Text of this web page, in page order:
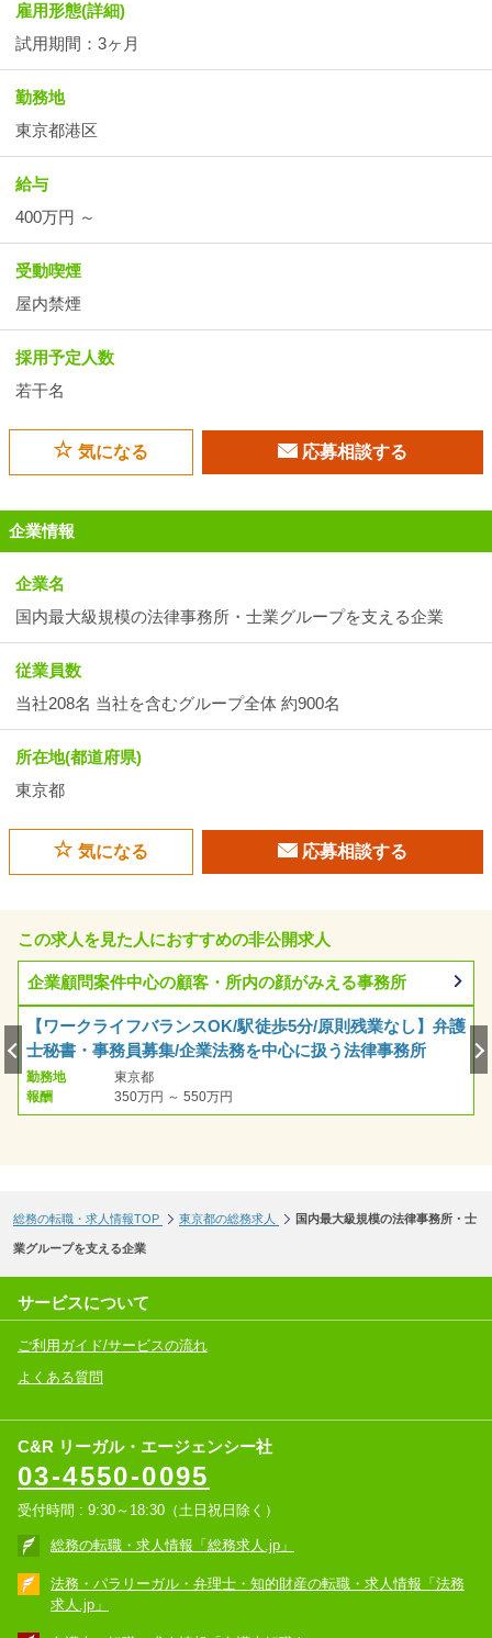
雇用形態(詳細)
試用期間：3ヶ月
勤務地
東京都港区
給与
400万円 ～
受動喫煙
屋内禁煙
採用予定人数
若干名
気になる 応募相談する
企業情報
企業名
国内最大級規模の法律事務所・士業グループを支える企業
従業員数
当社208名 当社を含むグループ全体 約900名
所在地(都道府県)
東京都
気になる 応募相談する
この求人を見た人におすすめの非公開求人
企業顧問案件中心の顧客・所内の顔がみえる事務所
【ワークライフバランスOK/駅徒歩5分/原則残業なし】弁護
士秘書・事務員募集/企業法務を中心に扱う法律事務所
勤務地
東京都
報酬
350万円 ～ 550万円
総務の転職・求人情報TOP 東京都の総務求人 国内最大級規模の法律事務所・士
業グループを支える企業
サービスについて
ご利用ガイド/サービスの流れ
よくある質問
C&R リーガル・エージェンシー社
03-4550-0095
受付時間 : 9:30～18:30（土日祝日除く）
総務の転職・求人情報「総務求人.jp」
法務・パラリーガル・弁理士・知的財産の転職・求人情報「法務
求人.jp」